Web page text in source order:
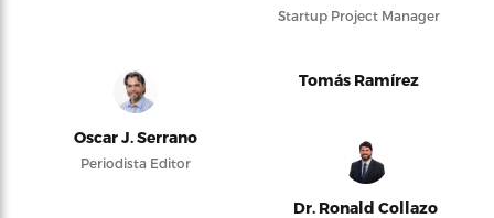
Startup Project Manager
Oscar J. Serrano
Periodista Editor
Tomás Ramírez
Dr. Ronald Collazo